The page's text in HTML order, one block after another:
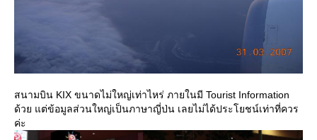
สนามบิน KIX ขนาดไม่ใหญ่เท่าไหร่ ภายในมี Tourist Information
ด้วย แต่ข้อมูลส่วนใหญ่เป็นภาษาญี่ป่น เลยไม่ได้ประโยชน์เท่าที่ควร
ค่ะ